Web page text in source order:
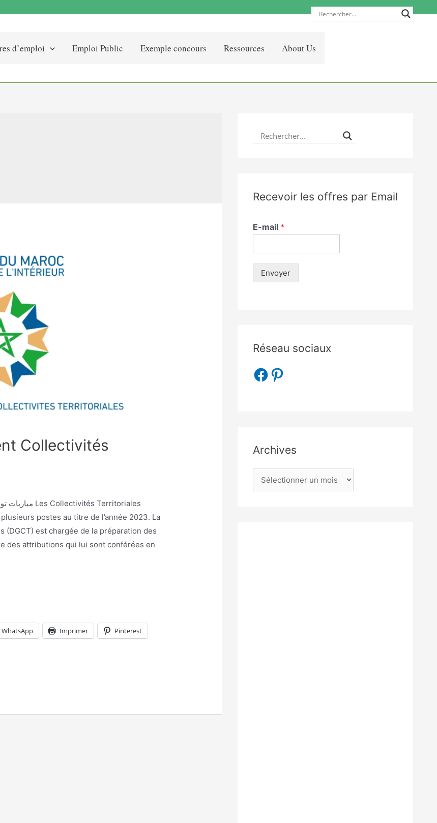
d’emploi Emploi Public Exemple concours Ressources About Us
Collectivités
postes au titre de l’année 2023. La
est chargée de la préparation des
des attributions qui lui sont conférées en
WhatsApp Imprimer Pinterest
Recevoir les offres par Email
E-mail *
Envoyer
Réseau sociaux
Archives